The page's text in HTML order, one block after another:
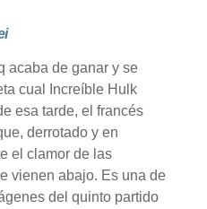
acaba de ganar y se
cual Increíble Hulk
esa tarde, el francés
derrotado y en
el clamor de las
vienen abajo. Es una de
del quinto partido